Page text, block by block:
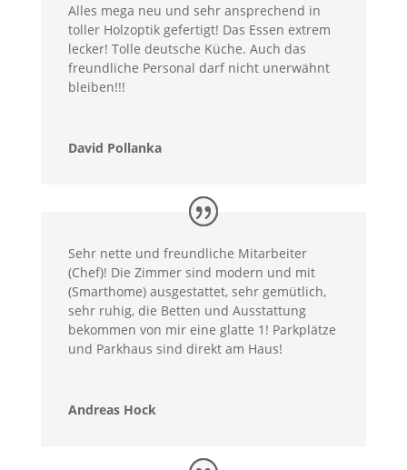
Alles mega neu und sehr ansprechend in
toller Holzoptik gefertigt! Das Essen extrem
lecker! Tolle deutsche Küche. Auch das
freundliche Personal darf nicht unerwähnt
bleiben!!!
David Pollanka
Sehr nette und freundliche Mitarbeiter
(Chef)! Die Zimmer sind modern und mit
(Smarthome) ausgestattet, sehr gemütlich,
sehr ruhig, die Betten und Ausstattung
bekommen von mir eine glatte 1! Parkplätze
und Parkhaus sind direkt am Haus!
Andreas Hock